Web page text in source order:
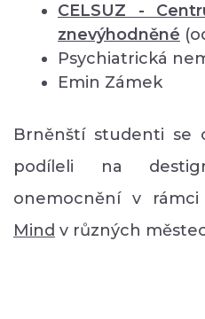
CELSUZ -
znevýhodněné
Psychiatrická
Emin Zámek
Brněnští studenti se
podíleli na
onemocnění v
Mind v různých